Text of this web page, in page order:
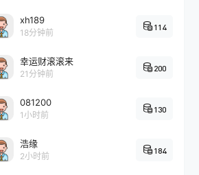
xh189
18分钟前
114
幸运财滚滚来
21分钟前
200
081200
1小时前
130
浩缘
2小时前
184